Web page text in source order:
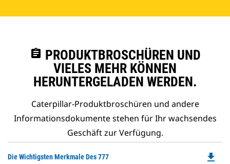
assignment PRODUKTBROSCHÜREN UND
VIELES MEHR KÖNNEN
HERUNTERGELADEN WERDEN.
Caterpillar-Produktbroschüren und andere
Informationsdokumente stehen für Ihr wachsendes
Geschäft zur Verfügung.
Die Wichtigsten Merkmale Des 777 file_download